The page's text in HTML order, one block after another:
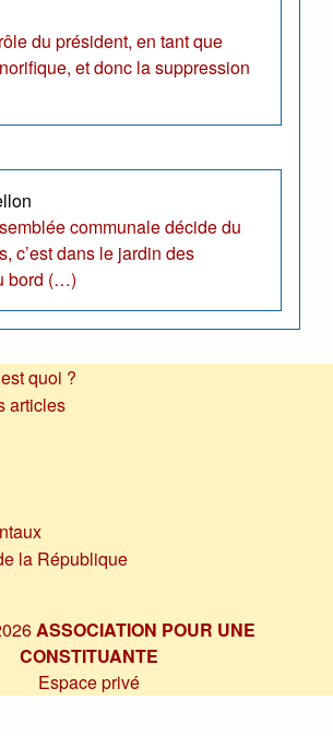
du président, en tant que
et donc la suppression
communale décide du
c’est dans le jardin des
bord (…)
quoi ?
articles
la République
ASSOCIATION POUR UNE
CONSTITUANTE
Espace privé